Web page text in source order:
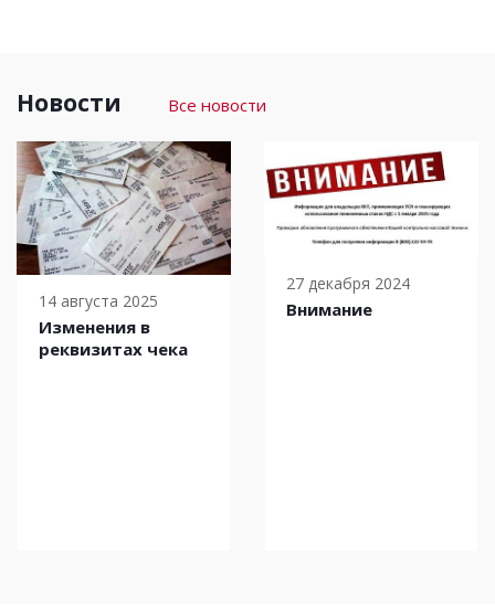
Новости Все новости
14 августа 2025
Изменения в
реквизитах чека
27 декабря 2024
Внимание